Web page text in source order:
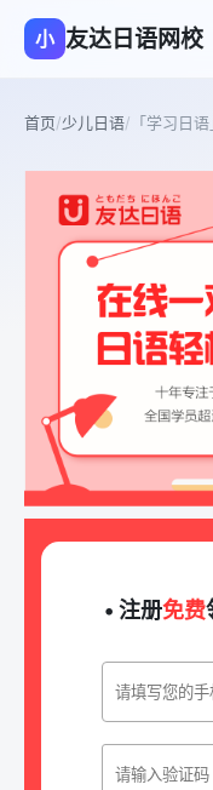
小 友达日语网校
首页/少儿日语/ 「学习日
• 注册免费